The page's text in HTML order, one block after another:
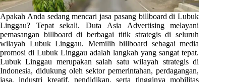
Apakah Anda sedang mencari jasa pasang billboard di Lubuk
Linggau? Tepat sekali. Duta Asia Advertising melayani
pemasangan billboard di berbagai titik strategis di seluruh
wilayah Lubuk Linggau. Memilih billboard sebagai media
promosi di Lubuk Linggau adalah langkah yang sangat tepat.
Lubuk Linggau merupakan salah satu wilayah strategis di
Indonesia, didukung oleh sektor pemerintahan, perdagangan,
jasa, industri kreatif, pendidikan, serta tingginya mobilitas